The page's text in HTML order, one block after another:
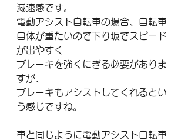
減速感です。
電動アシスト自転車の場合、自転車
自体が重たいので下り坂でスピード
が出やすく
ブレーキを強くにぎる必要がありま
すが、
ブレーキもアシストしてくれるとい
う感じですね。
車と同じように電動アシスト自転車